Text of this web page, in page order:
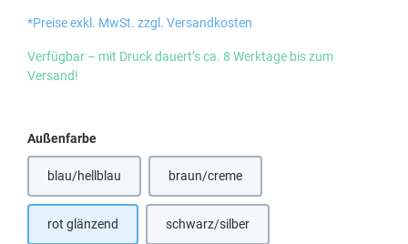
*Preise exkl. MwSt. zzgl. Versandkosten
Verfügbar – mit Druck dauert’s ca. 8 Werktage bis zum
Versand!
Außenfarbeauswählen
blau/hellblau braun/creme
rot glänzend schwarz/silber